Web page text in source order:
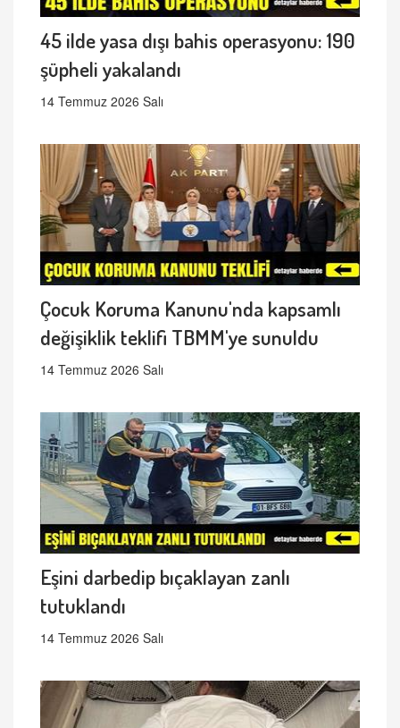
45 ilde yasa dışı bahis operasyonu: 190
şüpheli yakalandı
14 Temmuz 2026 Salı
Çocuk Koruma Kanunu'nda kapsamlı
değişiklik teklifi TBMM'ye sunuldu
14 Temmuz 2026 Salı
Eşini darbedip bıçaklayan zanlı
tutuklandı
14 Temmuz 2026 Salı